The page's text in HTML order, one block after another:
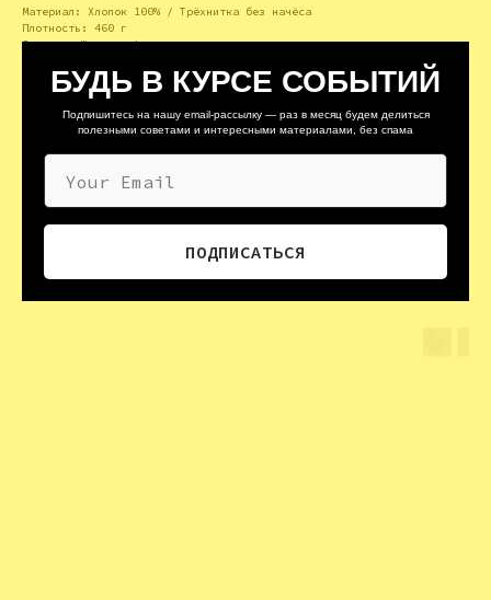
Материал: Хлопок 100% / Трёхнитка без начёса
Плотность: 460 г
Логотип: Шелкография
РАЗМЕРНАЯ СЕТКА
БУДЬ В КУРСЕ СОБЫТИЙ
Подпишитесь на нашу email-рассылку — раз в месяц будем делиться
полезными советами и интересными материалами, без спама
Your Email
ПОДПИСАТЬСЯ